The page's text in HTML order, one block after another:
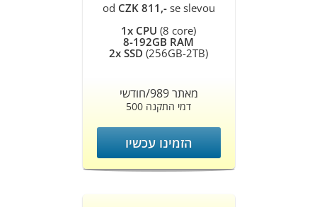
od CZK 811,-se slevou
1x CPU (8 core)
8-192GB RAM
2x SSD (256GB-2TB)
מאתר 989/חודשי
500 דמי התקנה
הזמינו עכשיו